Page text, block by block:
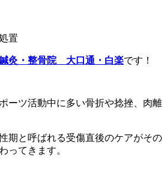
灸・整骨院 大口通・白楽です！
ーツ活動中に多い骨折や捻挫、肉離
期と呼ばれる受傷直後のケアがその
ってきます。